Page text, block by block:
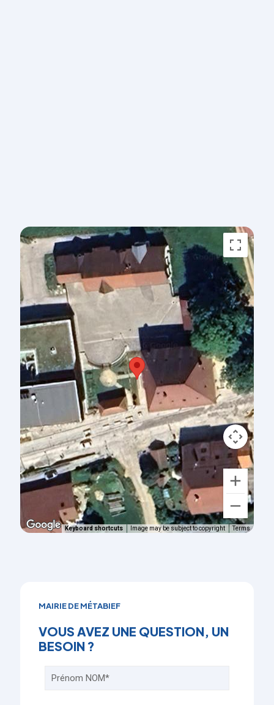
Keyboard shortcuts Image may be subject to copyright Terms
MAIRIE DE MÉTABIEF
VOUS AVEZ UNE QUESTION, UN
BESOIN ?